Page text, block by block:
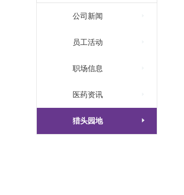
公司新闻
员工活动
职场信息
医药资讯
猎头园地 